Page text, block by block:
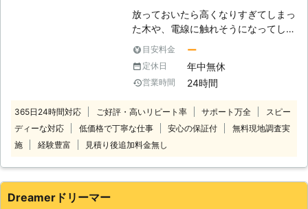
高い技術が必要です。当店では木に登
って少しずつ切り詰めていく「特殊伐
採」により、安全に伐採工事をおこな
いますので安心してお任せください。
【樹木に携わり約10年のベテランが
対応】 庭仕事・林業に携わってから
10年ほど経ちました。その前は建築
業を専門に50年以上の実績があり、
高所での作業に慣れていることが強み
です。木の上での作業をご依頼のとき
放っておいたら高くなりすぎてしまっ
た木や、電線に触れそうになってしま
っている木など、ご自分では手に負え
なくなってしまった木はありません
か？ 伐採110番では、1本から伐採、
抜根をお受けします。 一人で悩まず
24時間365日、無料でお電話でのご
相談をお受けしております。 【伐採
110番の4つの強み】 ・庭木や植木1本
けでも伐採、抜根をさせていただきま
目安料金 ー
定休日 年中無休
営業時間 24時間
365日24時間対応 ご好評・高いリピート率 サポート万全
スピー
ディーな対応
低価格で丁寧な仕事 安心の保証付
無料現地調査実
施
経験豊富 見積り後追加料金無し
Dreamerドリーマー